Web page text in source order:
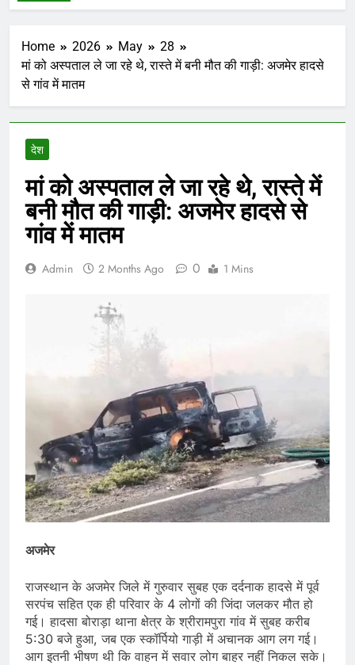
Home 2026 May
28
मां को अस्पताल ले जा रहे थे, रास्ते में बनी मौत की गाड़ी: अजमेर हादसे
से गांव में मातम
देश
मां को अस्पताल ले जा रहे थे, रास्ते में
बनी मौत की गाड़ी: अजमेर हादसे से
गांव में मातम
Admin 2 Months Ago 0 1 Mins
अजमेर
राजस्थान के अजमेर जिले में गुरुवार सुबह एक दर्दनाक हादसे में पूर्व
सरपंच सहित एक ही परिवार के 4 लोगों की जिंदा जलकर मौत हो
गई। हादसा बोराड़ा थाना क्षेत्र के श्रीरामपुरा गांव में सुबह करीब
5:30 बजे हुआ, जब एक स्कॉर्पियो गाड़ी में अचानक आग लग गई।
आग इतनी भीषण थी कि वाहन में सवार लोग बाहर नहीं निकल सके।